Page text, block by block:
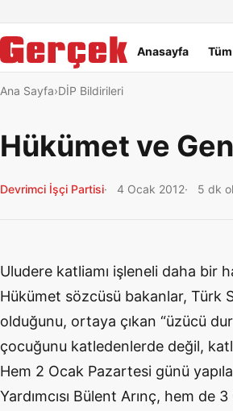
Ana
Anasayfa
Ana Sayfa DİP Bildirileri
Hükümet ve
Devrimci İşçi Partisi 4 Ocak 2012 5 dk
Uludere katliamı işleneli daha bir
Hükümet sözcüsü bakanlar, Türk
olduğunu, ortaya çıkan “üzücü
çocuğunu katledenlerde değil,
Hem 2 Ocak Pazartesi günü
Yardımcısı Bülent Arınç, hem de